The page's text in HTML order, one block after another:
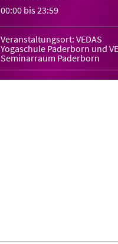
00:00 bis23:59
Veranstaltungsort: VEDAS
Yogaschule Paderborn und
Seminarraum Paderborn